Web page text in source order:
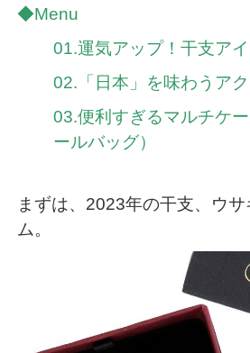
◆Menu
01.運気アップ！干支ア
02.「日本」を味わうア
03.便利すぎるマルチケ
ールバッグ）
まずは、2023年の干支、 ウ
ム。